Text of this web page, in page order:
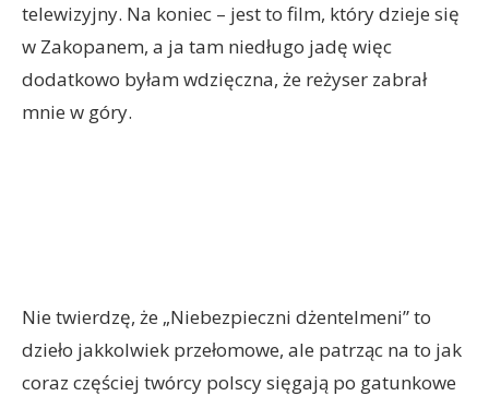
telewizyjny. Na koniec – jest to film, który dzieje się
w Zakopanem, a ja tam niedługo jadę więc
dodatkowo byłam wdzięczna, że reżyser zabrał
mnie w góry.
Nie twierdzę, że „Niebezpieczni dżentelmeni” to
dzieło jakkolwiek przełomowe, ale patrząc na to jak
coraz częściej twórcy polscy sięgają po gatunkowe